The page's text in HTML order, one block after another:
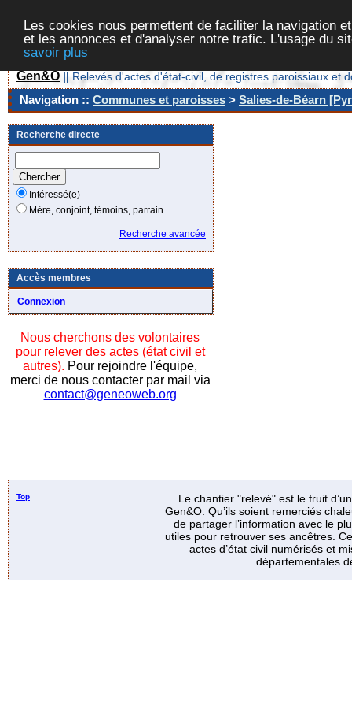
Les cookies nous permettent de faciliter la navigation
et les annonces et d'analyser notre trafic. L'usage du
savoir plus
Gen&O || Relevés d'actes d'état-civil, de registres paroissiaux et
Navigation :: Communes et paroisses > Salies-de-Béarn
Recherche directe
Intéressé(e)
Mère, conjoint, témoins, parrain...
Recherche avancée
Accès membres
Connexion
Nous cherchons des volontaires
pour relever des actes (état civil et
autres). Pour rejoindre l'équipe,
merci de nous contacter par mail via
contact@geneoweb.org
Top
Le chantier "relevé" est le fruit
Gen&O. Qu’ils soient remerciés
de partager l’information avec le
utiles pour retrouver ses ancêtres.
actes d’état civil numérisés et
départementales